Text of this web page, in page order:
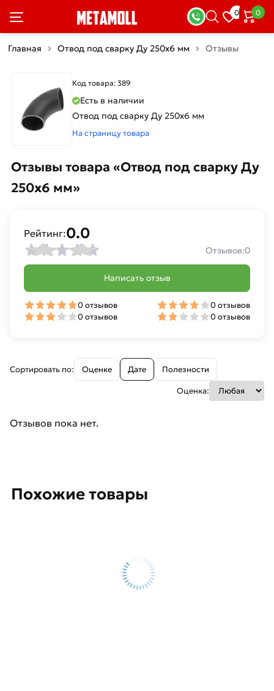
0 0
Главная Отвод под сварку Ду 250х6 мм Отзывы
Код товара: 389
Есть в наличии
Отвод под сварку Ду 250х6 мм
На страницу товара
Отзывы товара «Отвод под сварку Ду
250х6 мм»
Сортировать по: Оценке Дате Полезности
Оценка:
Отзывов пока нет.
Рейтинг:0.0
Отзывов:0
Написать отзыв
0 отзывов
0 отзывов
0 отзывов
0 отзывов
Похожие товары